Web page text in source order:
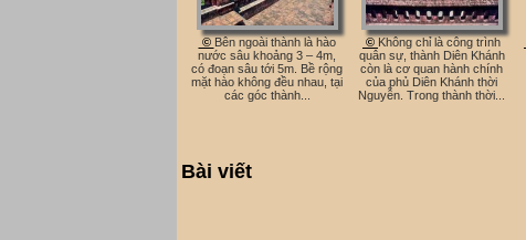
© Bên ngoài thành là hào
nước sâu khoảng 3 – 4m,
có đoạn sâu tới 5m. Bề rộng
mặt hào không đều nhau, tại
các góc thành...
© Không chỉ là công trình
quân sự, thành Diên Khánh
còn là cơ quan hành chính
của phủ Diên Khánh thời
Nguyễn. Trong thành thời...
Bài viết